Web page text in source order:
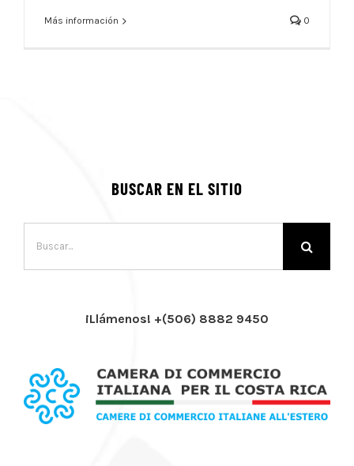
Más información 0
BUSCAR EN EL SITIO
¡Llámenos! +(506) 8882 9450